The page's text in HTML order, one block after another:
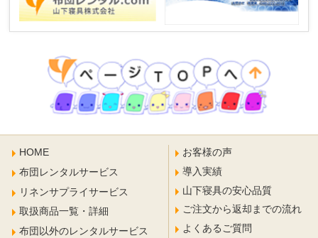
HOME
布団レンタルサービス
リネンサプライサービス
取扱商品一覧・詳細
布団以外のレンタルサービス
お客様の声
導入実績
山下寝具の安心品質
ご注文から返却までの流れ
よくあるご質問